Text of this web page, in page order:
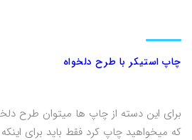
چاپ استیکر با طرح دلخواه
برای این دسته از چاپ ها میتوان طرح
که میخواهید چاپ کرد فقط باید برای